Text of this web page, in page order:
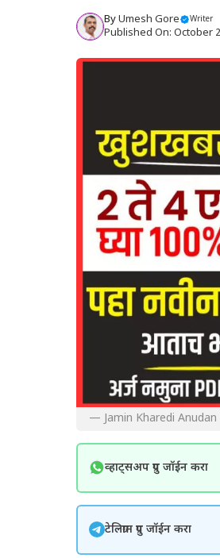
ByUmesh Gore Writer
Published On: October
— Jamin Kharedi Anudan
व्हाट्सअप ग्रुप जॉईन करा
टेलिग्राम ग्रुप जॉईन करा